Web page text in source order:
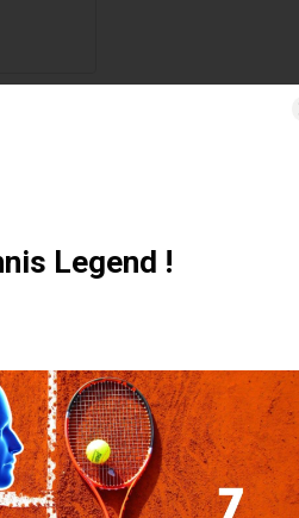
sur cette
Legend !